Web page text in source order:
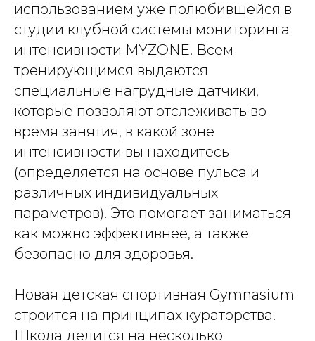
использованием уже полюбившейся в
студии клубной системы мониторинга
интенсивности MYZONE. Всем
тренирующимся выдаются
специальные нагрудные датчики,
которые позволяют отслеживать во
время занятия, в какой зоне
интенсивности вы находитесь
(определяется на основе пульса и
различных индивидуальных
параметров). Это помогает заниматься
как можно эффективнее, а также
безопасно для здоровья.
Новая детская спортивная Gymnasium
строится на принципах кураторства.
Школа делится на несколько